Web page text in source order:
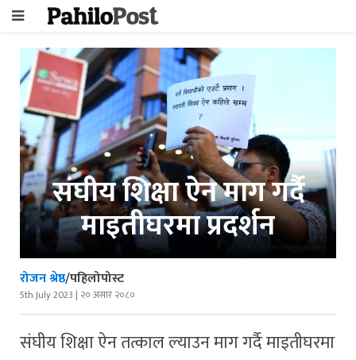
संघीय शिक्षा ऐन माग गर्दै
माइतीघरमा प्रदर्शन
रोजन श्रेष्ठ/पहिलोपोस्ट
5th July 2023 | २० असार २०८०
संघीय शिक्षा ऐन तत्काल ल्याउन माग गर्दै माइतीघरमा